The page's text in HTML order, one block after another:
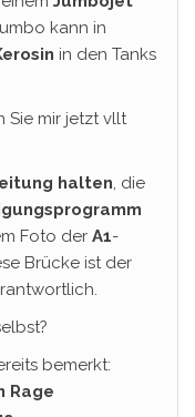
kann in
in den Tanks
Sie mir jetzt vllt
halten, die
Foto der A1-
Brücke ist der
bemerkt:
Rage